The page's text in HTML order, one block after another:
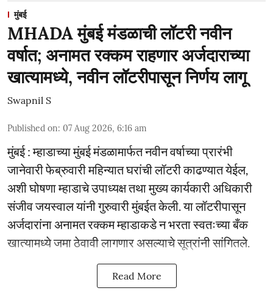
मुंबई
MHADA मुंबई मंडळाची लॉटरी नवीन
वर्षात; अनामत रक्कम राहणार अर्जदाराच्या
खात्यामध्ये, नवीन लॉटरीपासून निर्णय लागू
Swapnil S
Published on: 07 Aug 2026, 6:16 am
मुंबई : म्हाडाच्या मुंबई मंडळामार्फत नवीन वर्षाच्या प्रारंभी
जानेवारी फेब्रुवारी महिन्यात घरांची लॉटरी काढण्यात येईल,
अशी घोषणा म्हाडाचे उपाध्यक्ष तथा मुख्य कार्यकारी अधिकारी
संजीव जयस्वाल यांनी गुरुवारी मुंबईत केली. या लॉटरीपासून
अर्जदारांना अनामत रक्कम म्हाडाकडे न भरता स्वतःच्या बँक
खात्यामध्ये जमा ठेवावी लागणार असल्याचे सूत्रांनी सांगितले.
Read More